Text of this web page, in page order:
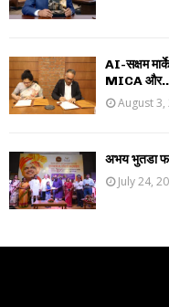
AI-सक्षम
MICA
August 3,
अभय भुतडा
July 24,